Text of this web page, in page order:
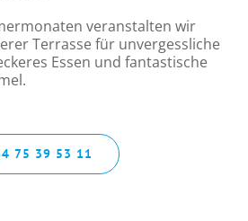
veranstalten wir
Terrasse für unvergessliche
Essen und fantastische
75 39 53 11